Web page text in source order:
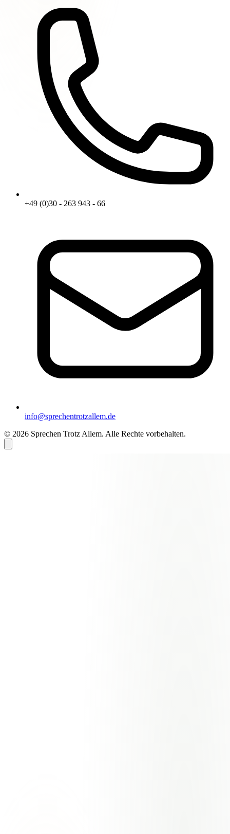
+49 (0)30 - 263 943 - 66
info@sprechentrotzallem.de
© 2026 Sprechen Trotz Allem. Alle Rechte vorbehalten.